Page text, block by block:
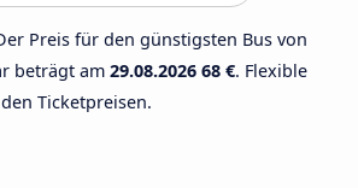
Preis für den günstigsten Bus von
beträgt am 29.08.2026 68 €. Flexible
Ticketpreisen.